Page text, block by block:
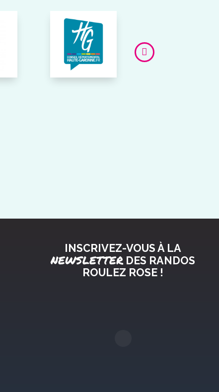
INSCRIVEZ-VOUS À LA
NEWSLETTERDES RANDOS
ROULEZ ROSE !